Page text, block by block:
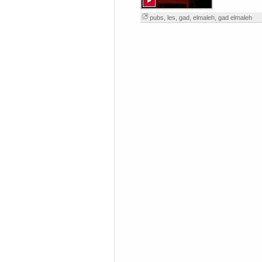
pubs les gad, elmaleh, gad elmaleh